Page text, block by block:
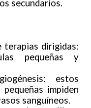
secundarios.
terapias dirigidas:
pequeñas y
estos
impiden
sanguíneos.